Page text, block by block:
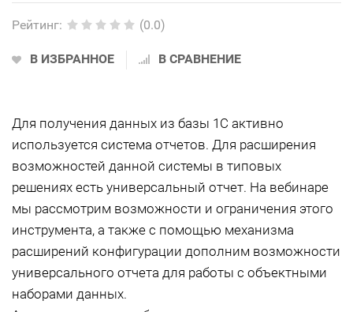
Рейтинг: (0.0)
В ИЗБРАННОЕ В СРАВНЕНИЕ
Для получения данных из базы 1С активно
используется система отчетов. Для расширения
возможностей данной системы в типовых
решениях есть универсальный отчет. На вебинаре
мы рассмотрим возможности и ограничения этого
инструмента, а также с помощью механизма
расширений конфигурации дополним возможности
универсального отчета для работы с объектными
наборами данных.